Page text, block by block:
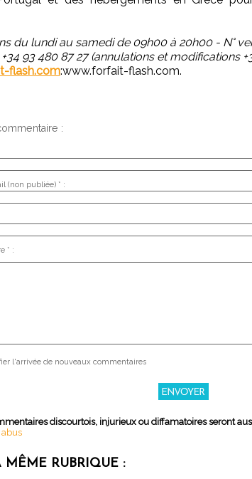
du lundi au samedi de 09h00 à 20h00 - N°
+34 93 480 87 27 (annulations et modifications
flash.com:www.forfait-flash.com.
:
(non publiée) * :
* :
l'arrivée de nouveaux commentaires
discourtois, injurieux ou diffamatoires seront
MÊME RUBRIQUE :